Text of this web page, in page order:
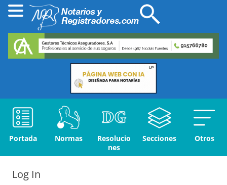
Portada Normas
Resolucio
nes
Secciones Otros
Log In